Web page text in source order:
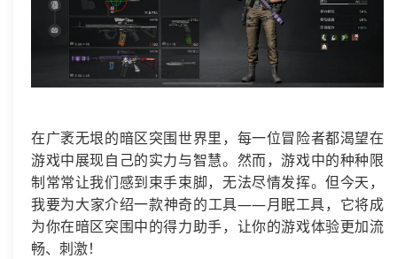
关于我们
在广袤无垠的暗区突围世界里，每一位冒险者都渴望在
游戏中展现自己的实力与智慧。然而，游戏中的种种限
制常常让我们感到束手束脚，无法尽情发挥。但今天，
我要为大家介绍一款神奇的工具——月眠工具，它将成
为你在暗区突围中的得力助手，让你的游戏体验更加流
畅、刺激！